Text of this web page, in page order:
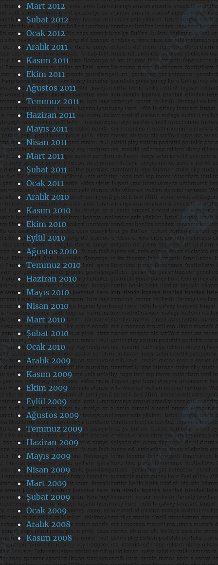
Mart 2012
Şubat 2012
Ocak 2012
Aralık 2011
Kasım 2011
Ekim 2011
Ağustos 2011
Temmuz 2011
Haziran 2011
Mayıs 2011
Nisan 2011
Mart 2011
Şubat 2011
Ocak 2011
Aralık 2010
Kasım 2010
Ekim 2010
Eylül 2010
Ağustos 2010
Temmuz 2010
Haziran 2010
Mayıs 2010
Nisan 2010
Mart 2010
Şubat 2010
Ocak 2010
Aralık 2009
Kasım 2009
Ekim 2009
Eylül 2009
Ağustos 2009
Temmuz 2009
Haziran 2009
Mayıs 2009
Nisan 2009
Mart 2009
Şubat 2009
Ocak 2009
Aralık 2008
Kasım 2008